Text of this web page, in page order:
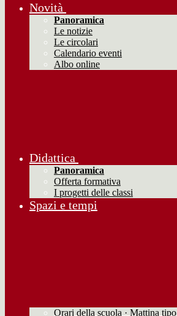
Novità
Panoramica
Le notizie
Le circolari
Calendario eventi
Albo online
Didattica
Panoramica
Offerta formativa
I progetti delle classi
Spazi e tempi
Orari della scuola · Mattina tipo